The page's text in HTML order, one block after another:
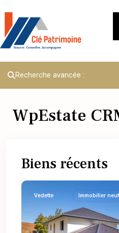
Recherche avancée :
WpEstate
Biens récents
Vedette Immobilier neuf